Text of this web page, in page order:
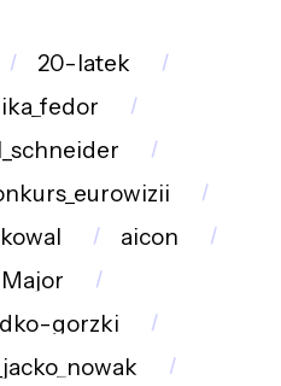
20-latek
kowal
aicon
Major
gorzki